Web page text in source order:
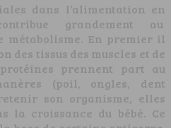
dans l’alimentation en
grandement au
métabolisme. En premier il
des tissus des muscles et de
prennent part au
(poil, ongles, dent
son organisme, elles
la croissance du bébé. Ce